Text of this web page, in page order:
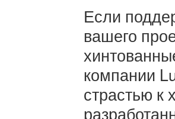
Если
вашего
компании
страстью к